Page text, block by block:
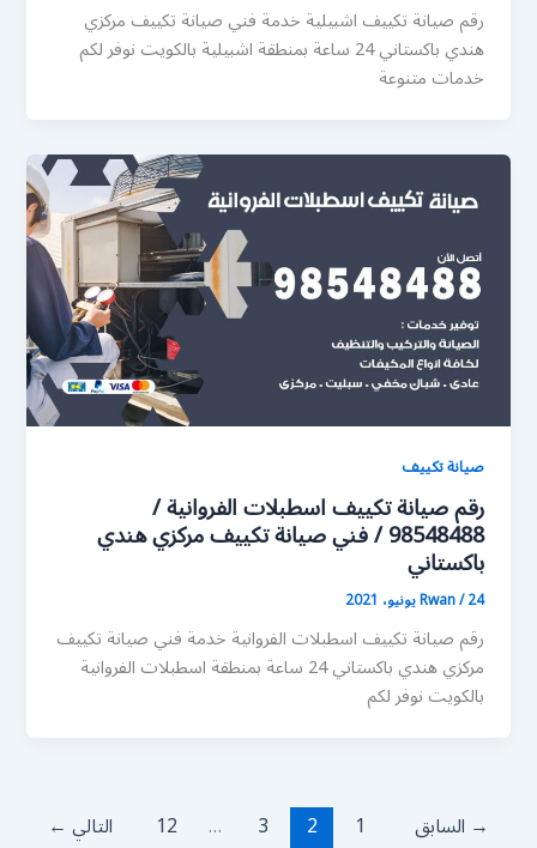
رقم صيانة تكييف اشبيلية خدمة فني صيانة تكييف مركزي
هندي باكستاني 24 ساعة بمنطقة اشبيلية بالكويت نوفر لكم
خدمات متنوعة
صيانة تكييف
رقم صيانة تكييف اسطبلات الفروانية /
98548488 / فني صيانة تكييف مركزي هندي
باكستاني
Rwan/24 يونيو، 2021
رقم صيانة تكييف اسطبلات الفروانية خدمة فني صيانة تكييف
مركزي هندي باكستاني 24 ساعة بمنطقة اسطبلات الفروانية
بالكويت نوفر لكم
→ السابق 1
2
3
…
12 التالي ←